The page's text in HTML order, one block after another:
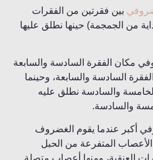
بين فقرتين من الفقرات
من الجمجمة) حينها نطلق عليها
مكان الفقرة السادسة والسابعة
السادسة والسابعة، وحينما
الخامسة والسادسة نطلق عليه
والسادسة.
أكبر عندما يقوم الغضروف
المتفرعة من الحبل